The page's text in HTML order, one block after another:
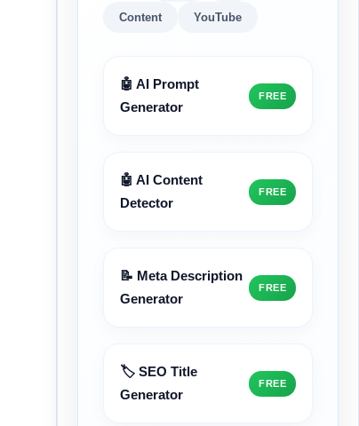
Content YouTube
🤖 AI Prompt
Generator
FREE
🤖 AI Content
Detector
FREE
📝 Meta Description
Generator
FREE
🏷️ SEO Title
Generator
FREE